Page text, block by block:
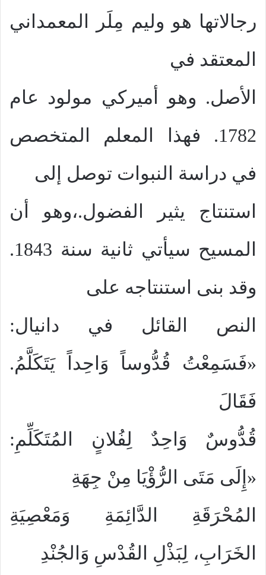
رجالاتها هو وليم مِلَر المعمداني
المعتقد في
الأصل. وهو أميركي مولود عام
1782. فهذا المعلم المتخصص
في دراسة النبوات توصل إلى
استنتاج يثير الفضول.،وهو أن
المسيح سيأتي ثانية سنة 1843.
وقد بنى استنتاجه على
النص القائل في دانيال:
«فَسَمِعْتُ قُدُّوساً وَاحِداً يَتَكَلَّمُ.
فَقَالَ
قُدُّوسٌ وَاحِدٌ لِفُلانٍ المُتَكَلِّمِ:
«إِلَى مَتَى الرُّؤْيَا مِنْ جِهَةِ
المُحْرَقَةِ الدَّائِمَةِ وَمَعْصِيَةِ
الخَرَابِ، لِبَذْلِ القُدْسِ وَالجُنْدِ